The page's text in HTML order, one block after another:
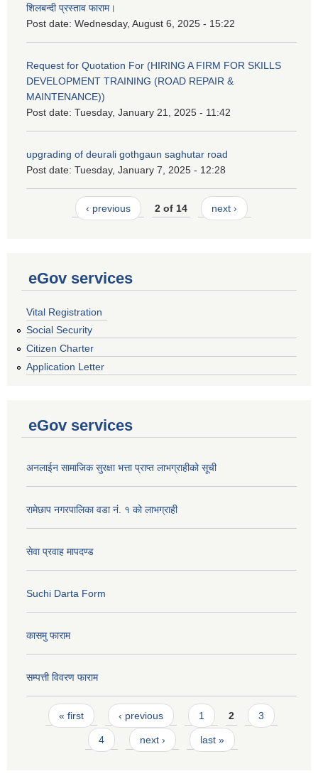
शिलबन्दी प्रस्ताव फाराम।
Post date: Wednesday, August 6, 2025 - 15:22
Request for Quotation For (HIRING A FIRM FOR SKILLS
DEVELOPMENT TRAINING (ROAD REPAIR &
MAINTENANCE))
Post date: Tuesday, January 21, 2025 - 11:42
upgrading of deurali gothgaun saghutar road
Post date: Tuesday, January 7, 2025 - 12:28
‹ previous 2 of 14 next ›
eGov services
Vital Registration
Social Security
Citizen Charter
Application Letter
eGov services
अनलाईन सामाजिक सुरक्षा भत्ता प्राप्त लाभग्राहीको सूची
रामेछाप नगरपालिका वडा नं. १ को लाभग्राही
सेवा प्रवाह मापदण्ड
Suchi Darta Form
कासमु फाराम
सम्पत्ती विवरण फाराम
Pages
« first ‹ previous 1 2 3
4 next › last »